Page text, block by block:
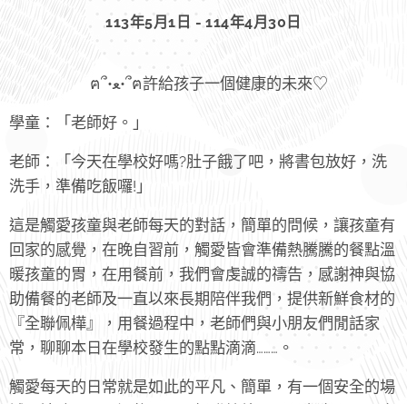
113年5月1日 - 114年4月30日
ฅ՞•ﻌ•՞ฅ許給孩子一個健康的未來♡
學童：「老師好。」
老師：「今天在學校好嗎?肚子餓了吧，將書包放好，洗
洗手，準備吃飯囉!」
這是觸愛孩童與老師每天的對話，簡單的問候，讓孩童有
回家的感覺，在晚自習前，觸愛皆會準備熱騰騰的餐點溫
暖孩童的胃，在用餐前，我們會虔誠的禱告，感謝神與協
助備餐的老師及一直以來長期陪伴我們，提供新鮮食材的
『全聯佩樺』，用餐過程中，老師們與小朋友們閒話家
常，聊聊本日在學校發生的點點滴滴………。
觸愛每天的日常就是如此的平凡、簡單，有一個安全的場